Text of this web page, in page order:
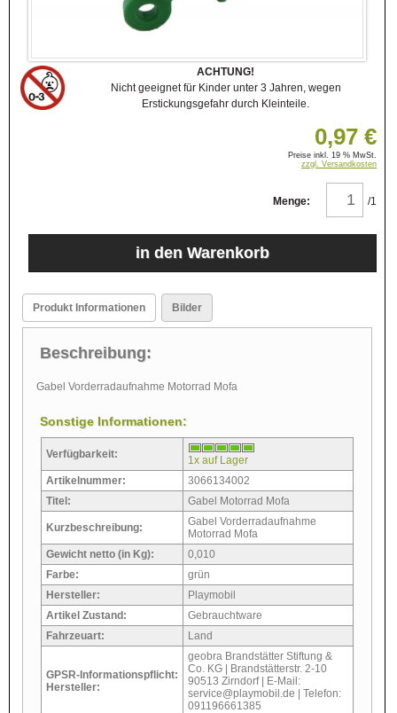
ACHTUNG!
Nicht geeignet für Kinder unter 3 Jahren, wegen
Erstickungsgefahr durch Kleinteile.
0,97 €
Preise inkl. 19 % MwSt.
zzgl. Versandkosten
Menge: /1
Produkt Informationen Bilder
Beschreibung:
Gabel Vorderradaufnahme Motorrad Mofa
Sonstige Informationen:
Verfügbarkeit:
1x auf Lager
Artikelnummer:
3066134002
Titel:
Gabel Motorrad Mofa
Kurzbeschreibung:
Gabel Vorderradaufnahme
Motorrad Mofa
Gewicht netto (in Kg):
0,010
Farbe:
grün
Hersteller:
Playmobil
Artikel Zustand:
Gebrauchtware
Fahrzeuart:
Land
GPSR-Informationspflicht:
Hersteller:
geobra Brandstätter Stiftung &
Co. KG | Brandstätterstr. 2-10
90513 Zirndorf | E-Mail:
service@playmobil.de | Telefon:
091196661385